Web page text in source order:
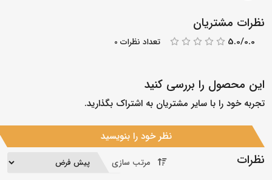
نظرات مشتریان
5.0/0.0 تعداد نظرات 0
این محصول را بررسی کنید
تجربه خود را با سایر مشتریان به اشتراک بگذارید.
نظر خود را بنویسید
نظرات مرتب سازی